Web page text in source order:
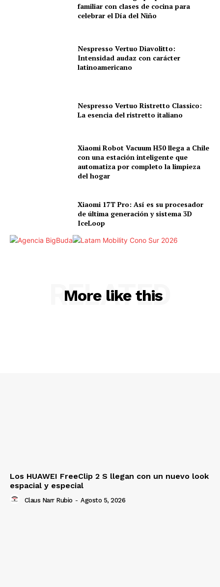
familiar con clases de cocina para
celebrar el Día del Niño
Nespresso Vertuo Diavolitto:
Intensidad audaz con carácter
latinoamericano
Nespresso Vertuo Ristretto Classico:
La esencia del ristretto italiano
Xiaomi Robot Vacuum H50 llega a Chile
con una estación inteligente que
automatiza por completo la limpieza
del hogar
Xiaomi 17T Pro: Así es su procesador
de última generación y sistema 3D
IceLoop
More like this
RELATED
Los HUAWEI FreeClip 2 S llegan con un nuevo look
espacial y especial
Claus Narr Rubio - Agosto 5, 2026